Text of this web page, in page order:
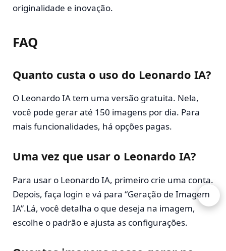
originalidade e inovação.
FAQ
Quanto custa o uso do Leonardo IA?
O Leonardo IA tem uma versão gratuita. Nela,
você pode gerar até 150 imagens por dia. Para
mais funcionalidades, há opções pagas.
Uma vez que usar o Leonardo IA?
Para usar o Leonardo IA, primeiro crie uma conta.
Depois, faça login e vá para “Geração de Imagem
IA”.Lá, você detalha o que deseja na imagem,
escolhe o padrão e ajusta as configurações.